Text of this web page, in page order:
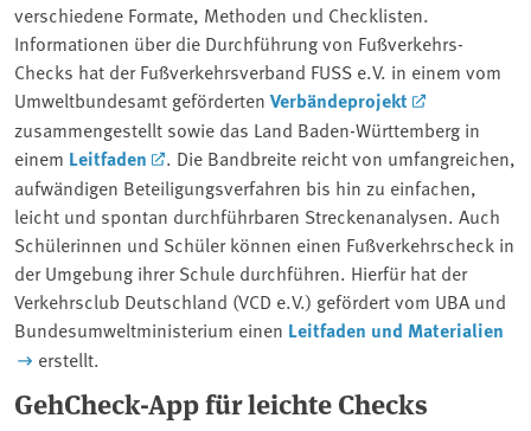
verschiedene Formate, Methoden und Checklisten.
Informationen über die Durchführung von Fußverkehrs-
Checks hat der Fußverkehrsverband FUSS e.V. in einem vom
Umweltbundesamt geförderten Verbändeprojekt
zusammengestellt sowie das Land Baden-Württemberg in
einem Leitfaden
. Die Bandbreite reicht von umfangreichen,
aufwändigen Beteiligungsverfahren bis hin zu einfachen,
leicht und spontan durchführbaren Streckenanalysen. Auch
Schülerinnen und Schüler können einen Fußverkehrscheck in
der Umgebung ihrer Schule durchführen. Hierfür hat der
Verkehrsclub Deutschland (VCD e.V.) gefördert vom UBA und
Bundesumweltministerium einen Leitfaden und Materialien
erstellt.
GehCheck-App für leichte Checks